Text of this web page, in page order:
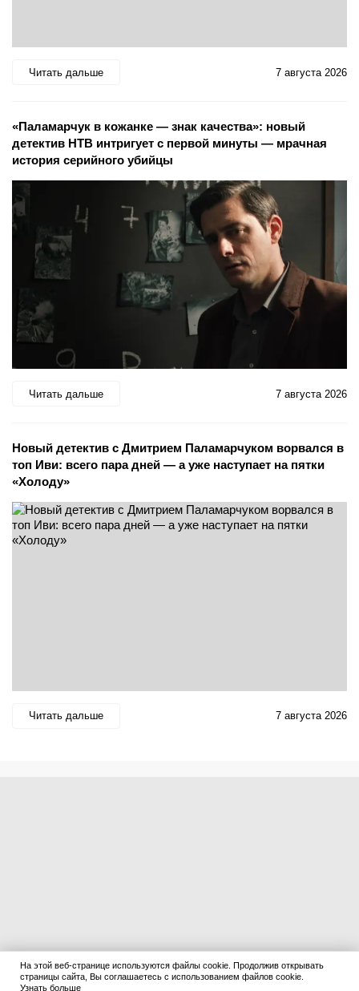
Читать дальше 7 августа 2026
«Паламарчук в кожанке — знак качества»: новый
детектив НТВ интригует с первой минуты — мрачная
история серийного убийцы
Читать дальше 7 августа 2026
Новый детектив с Дмитрием Паламарчуком ворвался в
топ Иви: всего пара дней — а уже наступает на пятки
«Холоду»
Читать дальше 7 августа 2026
На этой веб-странице используются файлы cookie. Продолжив открывать
страницы сайта, Вы соглашаетесь с использованием файлов cookie.
Узнать больше